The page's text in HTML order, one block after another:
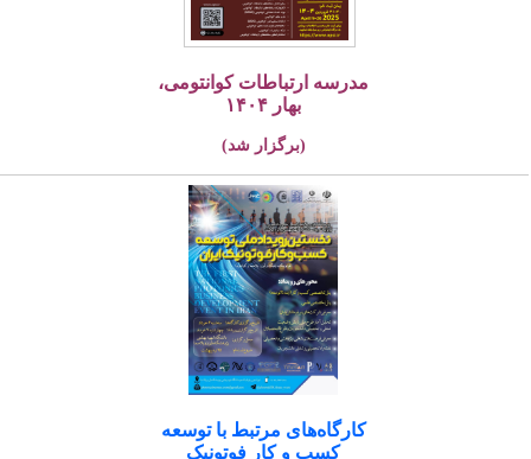
مدرسه ارتباطات کوانتومی،
بهار ۱۴۰۴
(برگزار شد)
کارگاه‌های مرتبط با توسعه
کسب و کار فوتونیک